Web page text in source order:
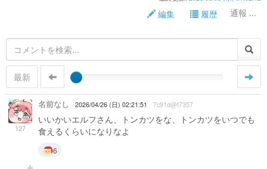
編集 履歴 通報 ...
最新
127
名前なし 2026/04/26 (日) 02:21:51 7c91d@f7357
いいかいエルフさん、トンカツをな、トンカツをいつでも
食えるくらいになりなよ
6